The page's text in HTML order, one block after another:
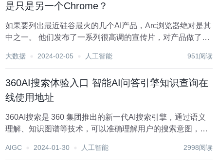
是只是另一个Chrome？
如果要列出最近硅谷最火的几个AI产品，Arc浏览器绝对是其
中之一。 他们发布了一系列很高调的宣传片，对产品做了更
片中，他们表示，这不只是一款浏览器，而是“一个跟互联网
大数据 2024-02-05 人工智能 951阅读
360AI搜索体验入口 智能AI问答引擎知识查询在
线使用地址
360AI搜索是 360 集团推出的新一代AI搜索引擎，通过语义
理解、知识图谱等技术，可以准确理解用户的搜索意图，主
出结构清晰、全面准确的答案，大大提升了搜索的便捷性和
AIGC 2024-01-30 人工智能 2998阅读